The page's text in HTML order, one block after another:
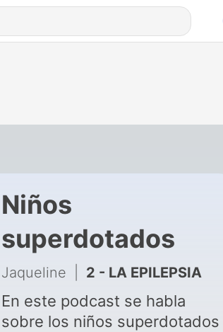
Niños
superdotados
Jaqueline 2 - LA EPILEPSIA
En este podcast se habla
sobre los niños superdotados